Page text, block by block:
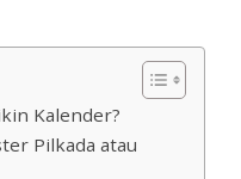
Kalender?
Pilkada atau